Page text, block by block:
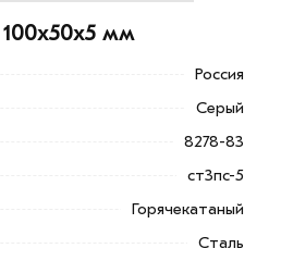
П-образное сечение.
Прокат используется в
перегородок и возведении
сферу использования
в корзину»или нажмите
по контактам указанным на сайте.
мм
Россия
Серый
8278-83
ст3пс-5
Горячекатаный
Сталь